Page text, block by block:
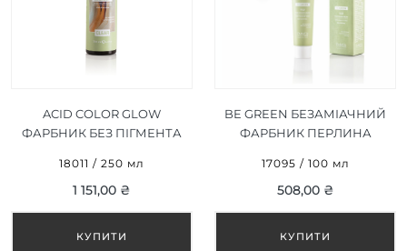
ACID COLOR GLOW
ФАРБНИК БЕЗ ПІГМЕНТА
18011 / 250 мл
1 151,00 ₴
BE GREEN БЕЗАМІАЧНИЙ
ФАРБНИК ПЕРЛИНА
17095 / 100 мл
508,00 ₴